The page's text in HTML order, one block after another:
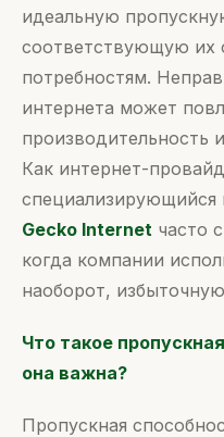
идеальную
соответствующую их
потребностям.
интернета может
производительность
Как интернет-
специализирующийся
Gecko Internet часто
когда компании
наоборот,
Что такое
она важна?
Пропускная